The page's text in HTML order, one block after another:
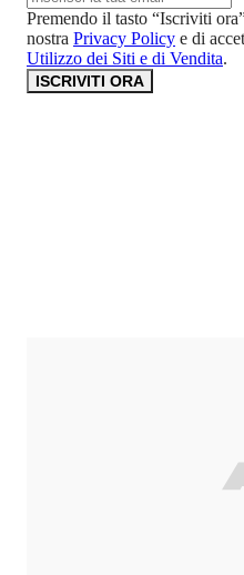
Premendo il tasto “Iscriviti
nostra Privacy Policy e di
Utilizzo dei Siti e di Vendita.
ISCRIVITI ORA